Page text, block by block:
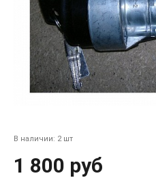
В наличии: 2 шт
1 800 руб